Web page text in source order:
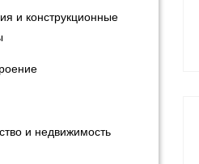
и конструкционные
и недвижимость